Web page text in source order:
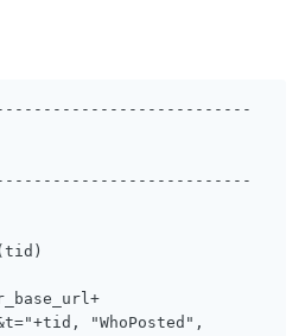
"WhoPosted",